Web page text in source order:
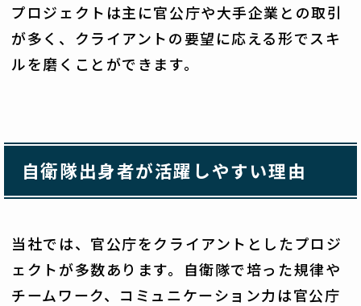
プロジェクトは主に官公庁や大手企業との取引
が多く、クライアントの要望に応える形でスキ
ルを磨くことができます。
自衛隊出身者が活躍しやすい理由
当社では、官公庁をクライアントとしたプロジ
ェクトが多数あります。自衛隊で培った規律や
チームワーク、コミュニケーション力は官公庁